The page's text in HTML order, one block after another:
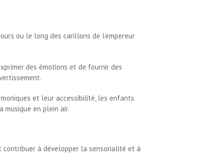
ou le long des carillons de l’empereur
des émotions et de fournir des
et leur accessibilité, les enfants
en plein air.
à développer la sensorialité et à